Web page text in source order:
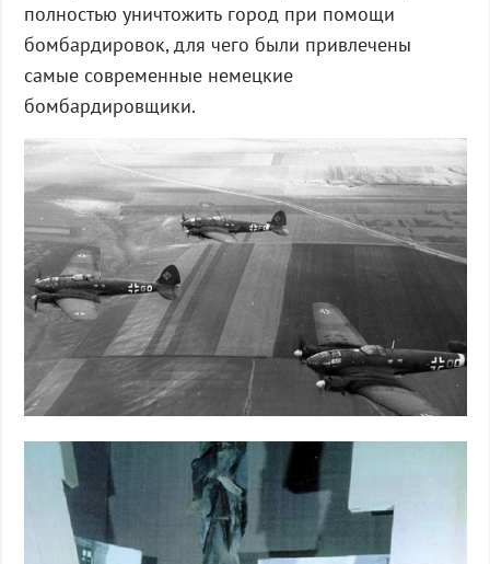
полностью уничтожить город при помощи
бомбардировок, для чего были привлечены
самые современные немецкие
бомбардировщики.